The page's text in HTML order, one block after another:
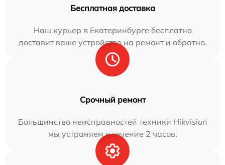
Бесплатная доставка
Наш курьер в Екатеринбурге бесплатно
доставит ваше устройство на ремонт и обратно.
Срочный ремонт
Большинство неисправностей техники Hikvision
мы устраняем в течение 2 часов.